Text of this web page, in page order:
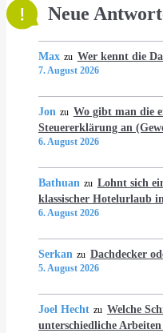
Neue
Max zu Wer kennt die
7. August 2026
Jon zu Wo gibt man die
Steuererklärung an
6. August 2026
Bathuan zu Lohnt sich
klassischer Hotelurlaub
6. August 2026
Serkan zu Dachdecker
5. August 2026
Joel Hecht zu Welche
unterschiedliche